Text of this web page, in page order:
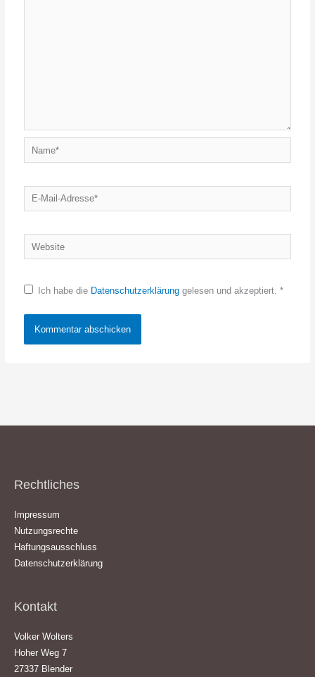
Name*
E-
Mail-
Website
Ich habe die Datenschutzerklärunggelesen und akzeptiert. *
Rechtliches
Impressum
Nutzungsrechte
Haftungsausschluss
Datenschutzerklärung
Kontakt
Volker Wolters
Hoher Weg 7
27337 Blender